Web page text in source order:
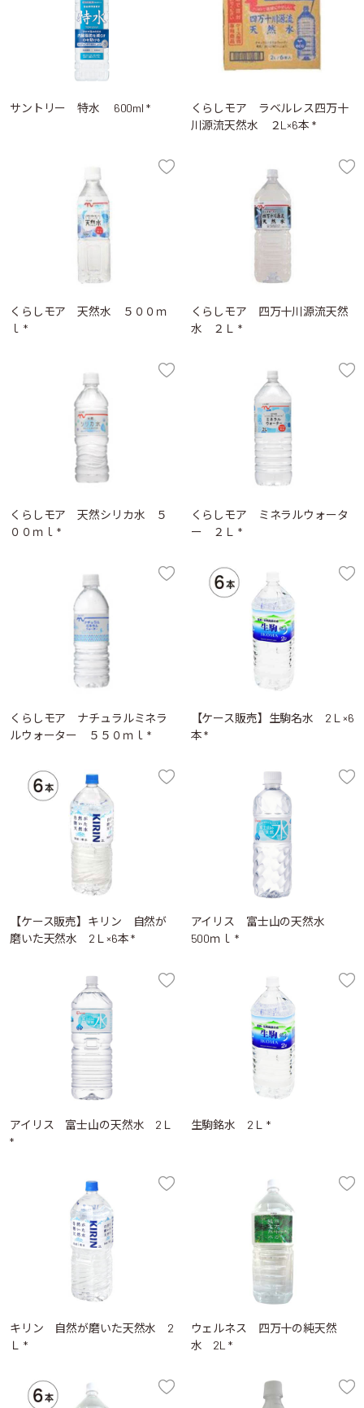
サントリー 特水 600ml *
くらしモア ラベルレス四万十
川源流天然水 ２L×6本 *
くらしモア 天然水 ５００ｍ
ｌ *
くらしモア 四万十川源流天然
水 ２Ｌ *
くらしモア 天然シリカ水 ５
００ｍｌ *
くらしモア ミネラルウォータ
ー ２Ｌ *
くらしモア ナチュラルミネラ
ルウォーター ５５０ｍｌ *
【ケース販売】生駒名水 2Ｌ×6
本 *
【ケース販売】キリン 自然が
磨いた天然水 2Ｌ×6本 *
アイリス 富士山の天然水
500ｍｌ *
アイリス 富士山の天然水 2Ｌ
*
生駒銘水 2Ｌ *
キリン 自然が磨いた天然水 2
Ｌ *
ウェルネス 四万十の純天然
水 2L *